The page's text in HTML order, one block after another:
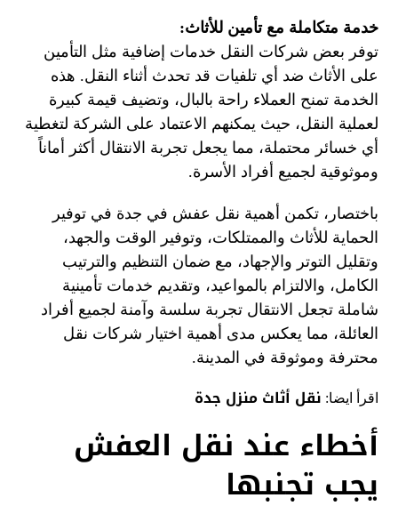
خدمة متكاملة مع تأمين للأثاث:
توفر بعض شركات النقل خدمات إضافية مثل التأمين
على الأثاث ضد أي تلفيات قد تحدث أثناء النقل. هذه
الخدمة تمنح العملاء راحة بالبال، وتضيف قيمة كبيرة
لعملية النقل، حيث يمكنهم الاعتماد على الشركة لتغطية
أي خسائر محتملة، مما يجعل تجربة الانتقال أكثر أماناً
وموثوقية لجميع أفراد الأسرة.
باختصار، تكمن أهمية نقل عفش في جدة في توفير
الحماية للأثاث والممتلكات، وتوفير الوقت والجهد،
وتقليل التوتر والإجهاد، مع ضمان التنظيم والترتيب
الكامل، والالتزام بالمواعيد، وتقديم خدمات تأمينية
شاملة تجعل الانتقال تجربة سلسة وآمنة لجميع أفراد
العائلة، مما يعكس مدى أهمية اختيار شركات نقل
محترفة وموثوقة في المدينة.
اقرأ ايضا: نقل أثاث منزل جدة
أخطاء عند نقل العفش
يجب تجنبها